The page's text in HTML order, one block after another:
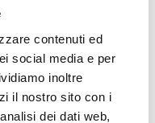
contenuti ed
social media e per
inoltre
il nostro sito con i
dei dati web,
dell'IFA
nuove
l'anno prossimo!